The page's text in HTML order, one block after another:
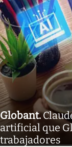
Globant.
artificial que
trabajadores